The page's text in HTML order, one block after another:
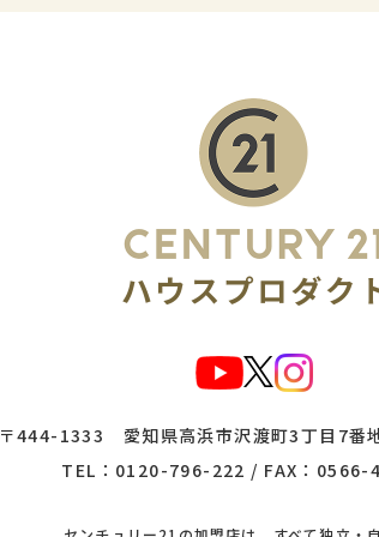
〒444-1333
愛知県高浜市沢渡町3丁目7番
TEL： 0120-796-222 / FAX：0566-